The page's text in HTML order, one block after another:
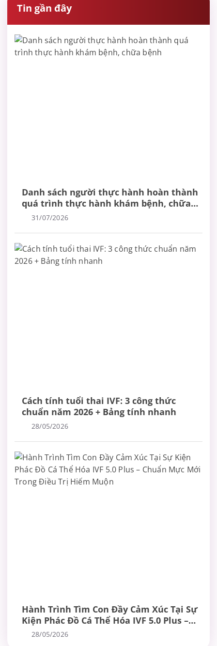
Tin gần đây
Danh sách người thực hành hoàn thành
quá trình thực hành khám bệnh, chữa
bệnh
31/07/2026
Cách tính tuổi thai IVF: 3 công thức
chuẩn năm 2026 + Bảng tính nhanh
28/05/2026
Hành Trình Tìm Con Đầy Cảm Xúc Tại Sự
Kiện Phác Đồ Cá Thể Hóa IVF 5.0 Plus –
Chuẩn Mực Mới Trong Điều Trị Hiếm
28/05/2026